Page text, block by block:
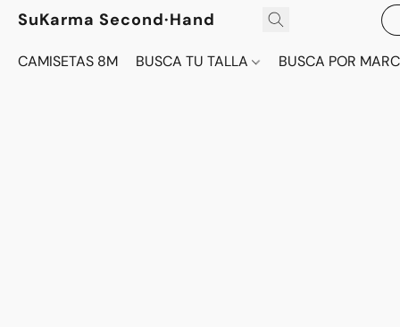
SuKarma Second·Hand
CAMISETAS 8M BUSCA TU TALLA BUSCA POR